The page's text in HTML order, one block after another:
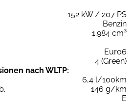
152 kW / 207 PS
Benzin
1.984 cm³
Euro6
4 (Green)
nach WLTP:
6,4 l/100km
146 g/km
E